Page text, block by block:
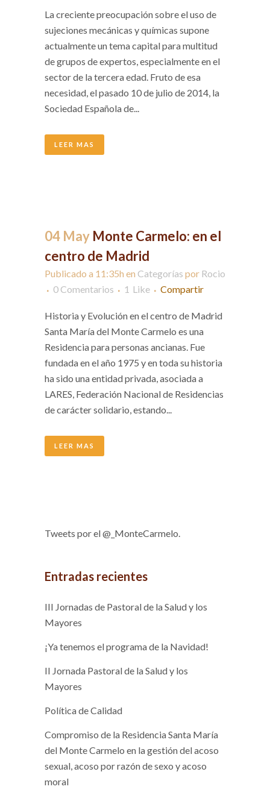
La creciente preocupación sobre el uso de
sujeciones mecánicas y químicas supone
actualmente un tema capital para multitud
de grupos de expertos, especialmente en el
sector de la tercera edad. Fruto de esa
necesidad, el pasado 10 de julio de 2014, la
Sociedad Española de...
LEER MAS
04 May Monte Carmelo: en el
centro de Madrid
Publicado a 11:35h en Categorías por Rocio
0 Comentarios
1 Like Compartir
Historia y Evolución en el centro de Madrid
Santa María del Monte Carmelo es una
Residencia para personas ancianas. Fue
fundada en el año 1975 y en toda su historia
ha sido una entidad privada, asociada a
LARES, Federación Nacional de Residencias
de carácter solidario, estando...
LEER MAS
Tweets por el @_MonteCarmelo.
Entradas recientes
III Jornadas de Pastoral de la Salud y los
Mayores
¡Ya tenemos el programa de la Navidad!
II Jornada Pastoral de la Salud y los
Mayores
Política de Calidad
Compromiso de la Residencia Santa María
del Monte Carmelo en la gestión del acoso
sexual, acoso por razón de sexo y acoso
moral